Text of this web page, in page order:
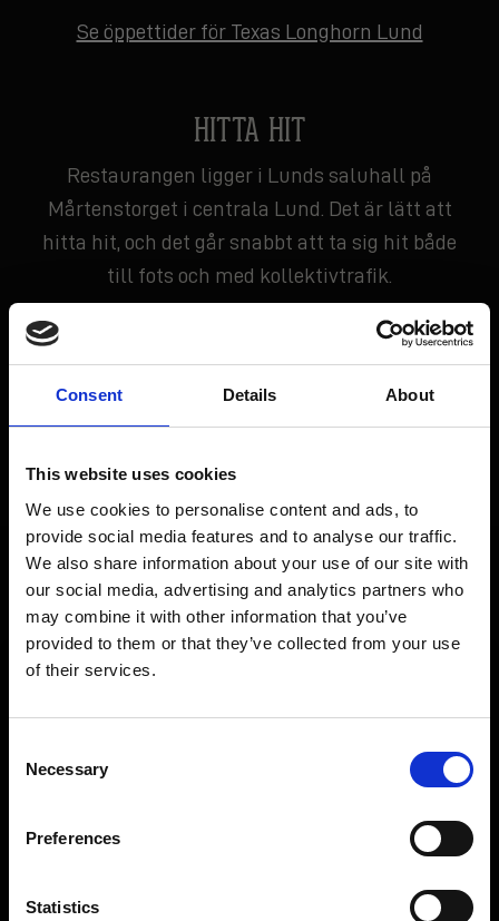
Consent Details About
This website uses cookies
We use cookies to personalise content and ads, to
provide social media features and to analyse our traffic.
We also share information about your use of our site with
our social media, advertising and analytics partners who
may combine it with other information that you’ve
provided to them or that they’ve collected from your use
of their services.
Selection
Necessary
Preferences
Statistics
Se öppettider för Texas Longhorn Lund
HITTA HIT
Restaurangen ligger i Lunds saluhall på
Mårtenstorget i centrala Lund. Det är lätt att
hitta hit, och det går snabbt att ta sig hit både
till fots och med kollektivtrafik.
TAKE AWAY
Om du vill äta hemma erbjuder vi även take
eller komma förbi restaurangen, så ordnar vi
maten åt dig medan du väntar.
SMAKA TEXAS HEMMA
ribs, såser, coleslaw och mer därtill. Perfekt